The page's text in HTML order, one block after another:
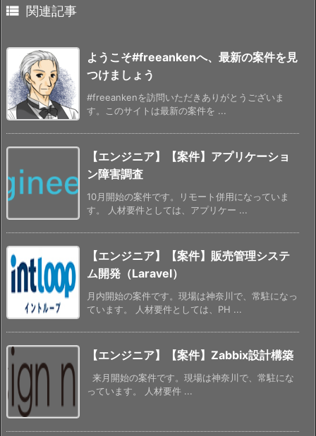
 関連記事
ようこそ#freeankenへ、最新の案件を見
つけましょう
#freeankenを訪問いただきありがとうございま
す。このサイトは最新の案件を ...
【エンジニア】【案件】アプリケーショ
ン障害調査
10月開始の案件です。リモート併用になっていま
す。 人材要件としては、アプリケー ...
【エンジニア】【案件】販売管理システ
ム開発（Laravel）
月内開始の案件です。現場は神奈川で、常駐になっ
ています。 人材要件としては、PH ...
【エンジニア】【案件】Zabbix設計構築
来月開始の案件です。現場は神奈川で、常駐にな
っています。 人材要件 ...